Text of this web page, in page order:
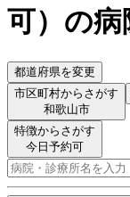
可） の病
都道府県を変更
市区町村からさがす
和歌山市
特徴からさがす
今日予約可